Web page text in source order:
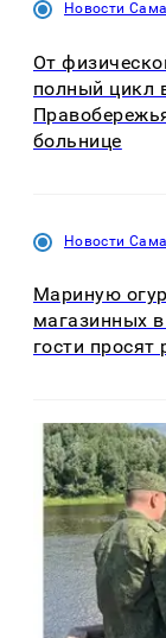
Новости
От
полный цикл
больнице
Новости
Мариную
магазинных в
гости просят